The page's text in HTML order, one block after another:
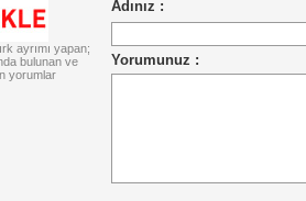
ayrımı yapan;
bulunan ve
yorumlar